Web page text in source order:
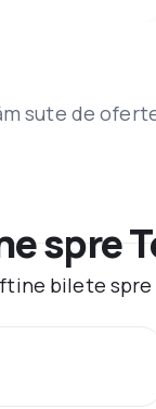
sute de
spre
bilete spre